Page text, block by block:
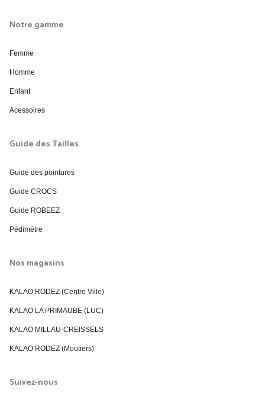
Notre gamme
Femme
Homme
Enfant
Acessoires
Guide des Tailles
Guide des pointures
Guide CROCS
Guide ROBEEZ
Pédimètre
Nos magasins
KALAO RODEZ (Centre Ville)
KALAO LA PRIMAUBE (LUC)
KALAO MILLAU-CREISSELS
KALAO RODEZ (Moutiers)
Suivez-nous